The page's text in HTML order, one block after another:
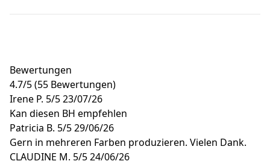
Bewertungen
4.7/5(55 Bewertungen)
Irene P. 5/523/07/26
Kan diesen BH empfehlen
Patricia B. 5/529/06/26
Gern in mehreren Farben produzieren. Vielen Dank.
CLAUDINE M. 5/524/06/26